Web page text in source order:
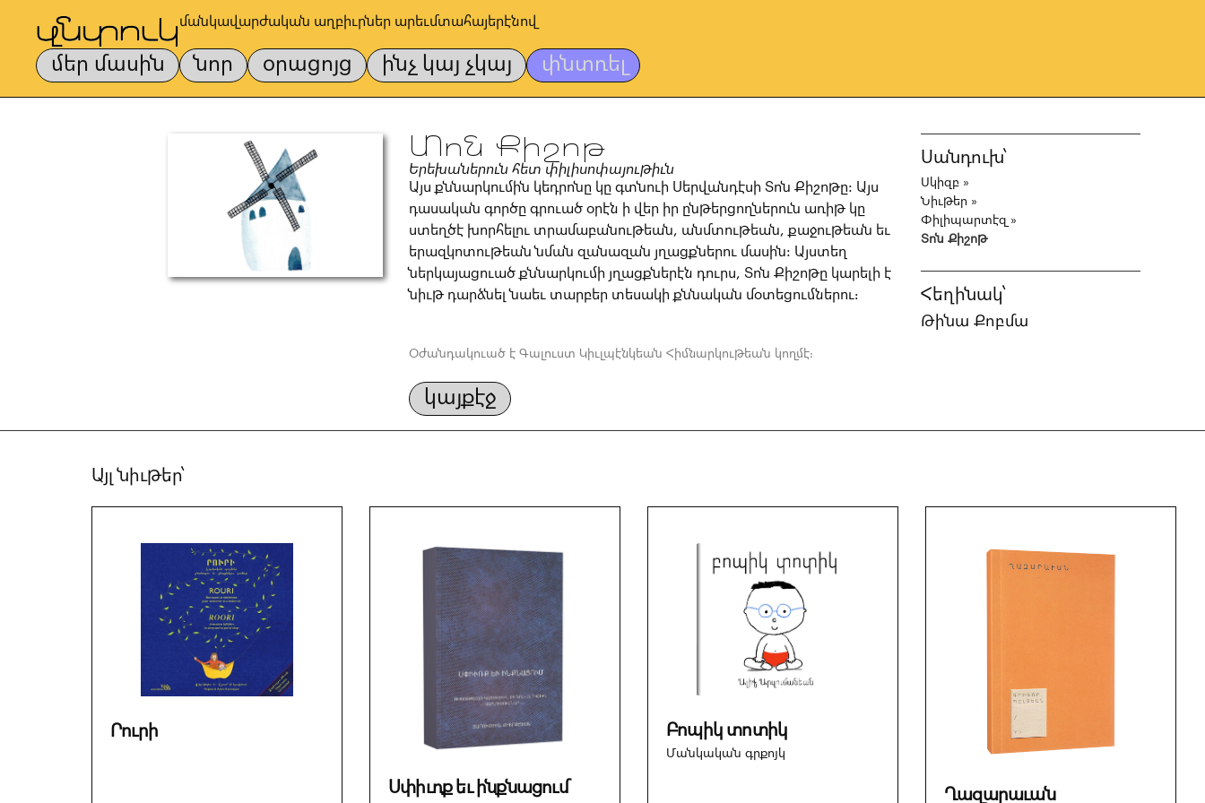
մանկավարժական աղբիւրներ արեւմտահայերէնով
մեր մասին նոր օրացոյց ինչ կայ չկայ փնտռել
Տոն Քիշոթ
Երեխաներուն հետ փիլիսոփայութիւն
Այս քննարկումին կեդրոնը կը գտնուի Սերվանդէսի Տոն Քիշոթը: Այս
դասական գործը գրուած օրէն ի վեր իր ընթերցողներուն առիթ կը
ստեղծէ խորհելու տրամաբանութեան, անմտութեան, քաջութեան եւ
երազկոտութեան նման զանազան յղացքներու մասին: Այստեղ
ներկայացուած քննարկումի յղացքներէն դուրս, Տոն Քիշոթը կարելի է
նիւթ դարձնել նաեւ տարբեր տեսակի քննական մօտեցումներու։
Օժանդակուած է Գալուստ Կիւլպէնկեան Հիմնարկութեան կողմէ։
կայքէջ
Սանդուխ՝
Սկիզբ »
Նիւթեր »
Փիլիպարտէզ »
Տոն Քիշոթ
Հեղինակ՝
Թինա Քոբմա
Այլ նիւթեր՝
Րուրի
Սփիւռք եւ ինքնացում
Բոպիկ տոտիկ
Մանկական գրքոյկ
Ղազարաւան